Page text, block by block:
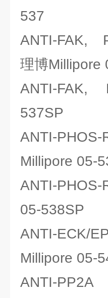
537
ANTI-FAK,
理博Millipore
ANTI-FAK,
537SP
ANTI-
Millipore 05-
ANTI-
05-538SP
ANTI-ECK/
Millipore 05-
ANTI-PP2A